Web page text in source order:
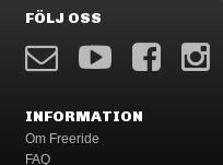
FÖLJ OSS
INFORMATION
Om Freeride
FAQ